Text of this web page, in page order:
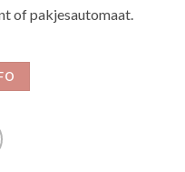
of pakjesautomaat.